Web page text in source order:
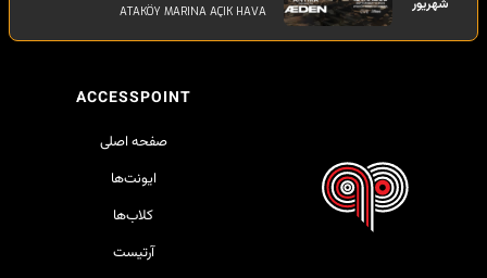
شهریور ATAKÖY MARINA AÇIK HAVA
ACCESSPOINT
صفحه اصلی
ایونت‌ها
کلاب‌ها
آرتیست